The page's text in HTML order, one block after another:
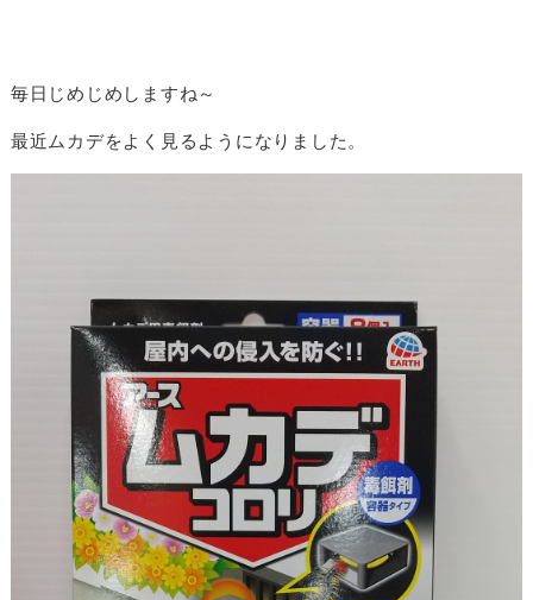
毎日じめじめしますね～
最近ムカデをよく見るようになりました。